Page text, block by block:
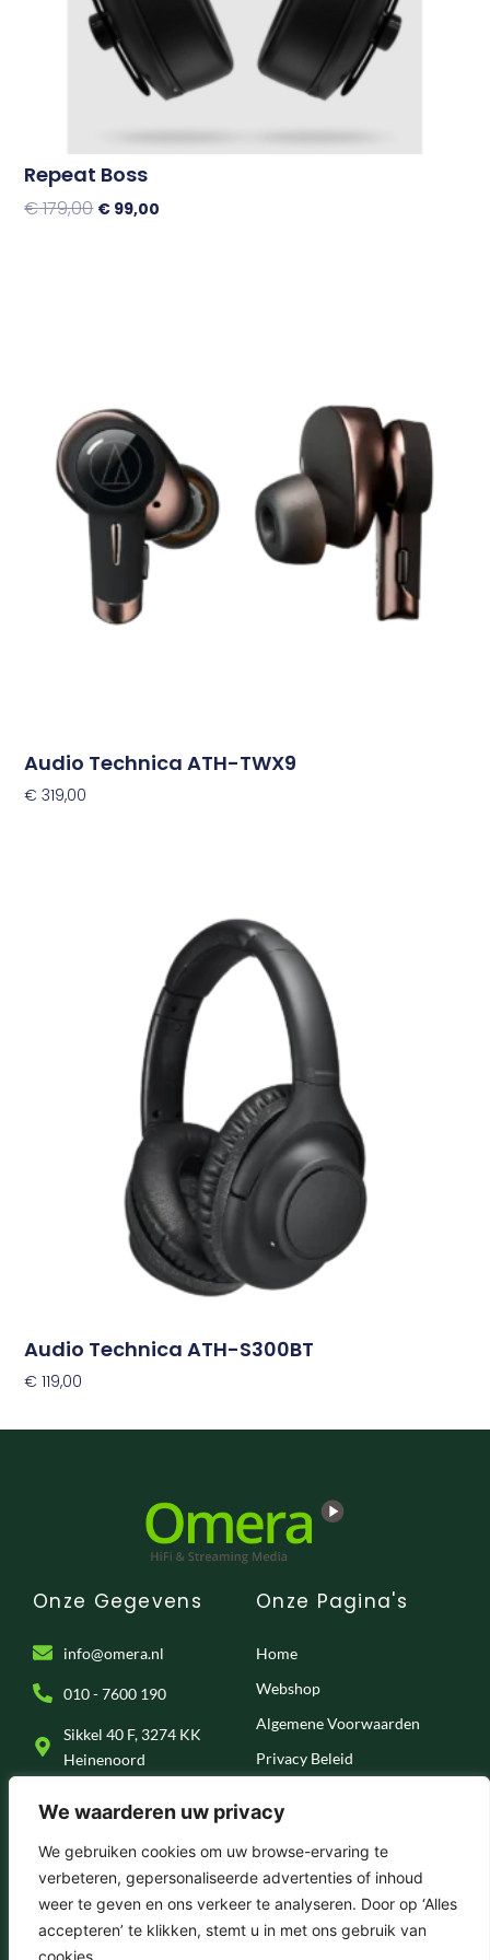
We waarderen uw privacy
We gebruiken cookies om uw browse-ervaring te
verbeteren, gepersonaliseerde advertenties of inhoud
weer te geven en ons verkeer te analyseren. Door op ‘Alles
accepteren’ te klikken, stemt u in met ons gebruik van
cookies.
Repeat Boss
€179,00 € 99,00
Audio Technica ATH-TWX9
€ 319,00
Audio Technica ATH-S300BT
€ 119,00
product
heeft
meerdere
variaties.
Deze
optie
kan
gekozen
worden
productpagina
Onze Gegevens
info@omera.nl
010 - 7600 190
Sikkel 40 F, 3274 KK
Heinenoord
Onze Pagina's
Home
Webshop
Algemene Voorwaarden
Privacy Beleid
F
a
c
e
I
n
s
t
T
i
k
t
Y
o
u
t
© 2025 . Omera – Hifi & Streaming Media